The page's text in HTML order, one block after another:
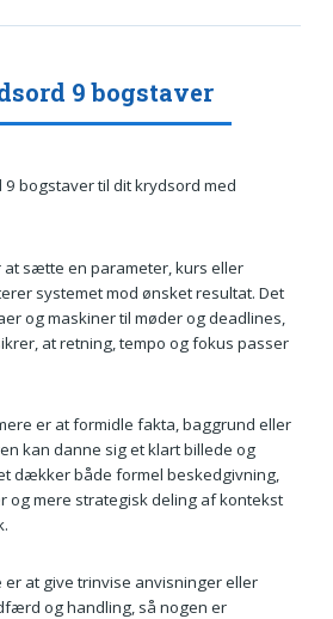
9 bogstaver
bogstaver til dit krydsord med
at sætte en parameter, kurs eller
systemet mod ønsket resultat. Det
og maskiner til møder og deadlines,
at retning, tempo og fokus passer
er at formidle fakta, baggrund eller
kan danne sig et klart billede og
dækker både formel beskedgivning,
og mere strategisk deling af kontekst
er at give trinvise anvisninger eller
og handling, så nogen er